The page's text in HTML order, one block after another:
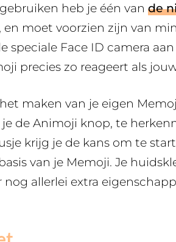
heb je één van de
en moet voorzien zijn van
speciale Face ID camera
precies zo reageert als
maken van je eigen
de Animoji knop, te
krijg je de kans om te
van je Memoji. Je
allerlei extra